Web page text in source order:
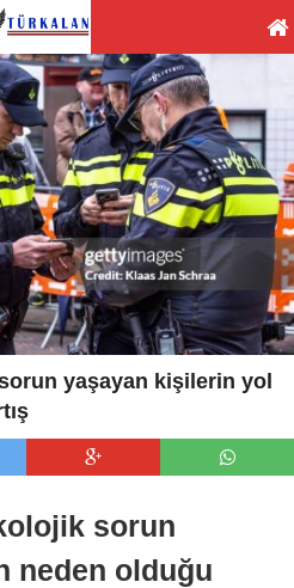
yaşayan kişilerin yol
sorun
neden olduğu